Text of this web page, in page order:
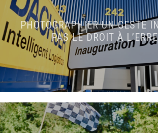
PHOTOGRAPHIER UN GESTE
PAS LE DROIT À